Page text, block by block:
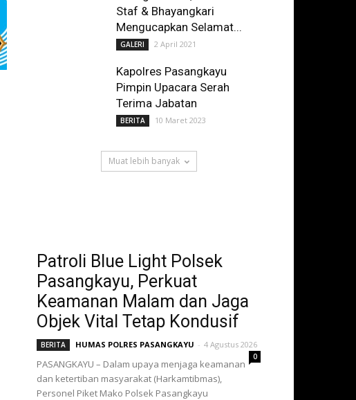
Staf & Bhayangkari
Mengucapkan Selamat...
GALERI 2 April 2021
Kapolres Pasangkayu
Pimpin Upacara Serah
Terima Jabatan
BERITA 10 Maret 2023
Muat lebih banyak
Patroli Blue Light Polsek
Pasangkayu, Perkuat
Keamanan Malam dan Jaga
Objek Vital Tetap Kondusif
BERITA HUMAS POLRES PASANGKAYU - 4 Agustus 2026
0
PASANGKAYU – Dalam upaya menjaga keamanan
dan ketertiban masyarakat (Harkamtibmas),
Personel Piket Mako Polsek Pasangkayu